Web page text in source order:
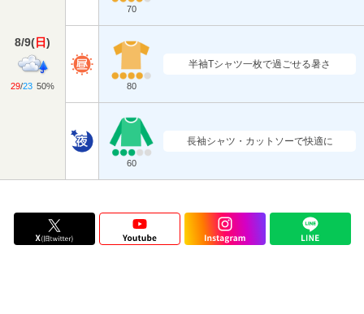
8/9(日)
29/23 50%
70
80
半袖Tシャツ一枚で過ごせる暑さ
60
長袖シャツ・カットソーで快適に